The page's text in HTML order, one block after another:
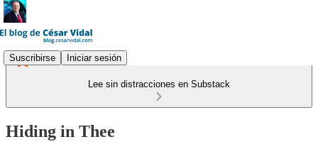
Suscribirse Iniciar sesión
Lee sin distracciones en Substack
Hiding in Thee